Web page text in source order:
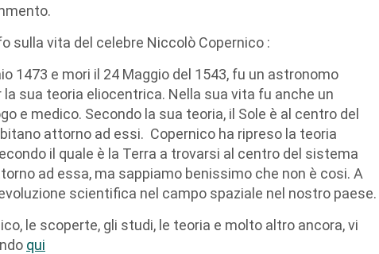
sulla vita del celebre Niccolò Copernico :
1473 e mori il 24 Maggio del 1543, fu un astronomo
sua teoria eliocentrica. Nella sua vita fu anche un
e medico. Secondo la sua teoria, il Sole è al centro del
attorno ad essi. Copernico ha ripreso la teoria
il quale è la Terra a trovarsi al centro del sistema
ad essa, ma sappiamo benissimo che non è cosi. A
scientifica nel campo spaziale nel nostro paese.
le scoperte, gli studi, le teoria e molto altro ancora, vi
qui